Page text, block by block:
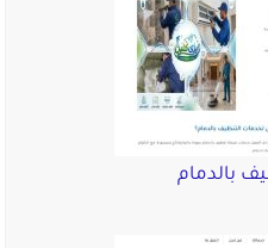
بالدمام